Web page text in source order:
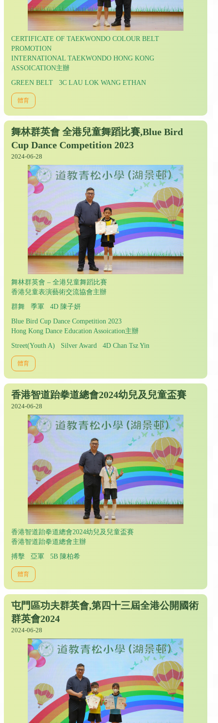
CERTIFICATE OF TAEKWONDO COLOUR BELT
PROMOTION
INTERNATIONAL TAEKWONDO HONG KONG
ASSOICATION主辦
GREEN BELT 3C LAU LOK WANG ETHAN
體育
舞林群英會 全港兒童舞蹈比賽,Blue Bird
Cup Dance Competition 2023
2024-06-28
舞林群英會 – 全港兒童舞蹈比賽
香港兒童表演藝術交流協會主辦
群舞 季軍 4D 陳子妍
Blue Bird Cup Dance Competition 2023
Hong Kong Dance Education Assoication主辦
Street(Youth A) Silver Award 4D Chan Tsz Yin
體育
香港智道跆拳道總會2024幼兒及兒童盃賽
2024-06-28
香港智道跆拳道總會2024幼兒及兒童盃賽
香港智道跆拳道總會主辦
搏擊 亞軍 5B 陳柏希
體育
屯門區功夫群英會,第四十三屆全港公開國術
群英會2024
2024-06-28